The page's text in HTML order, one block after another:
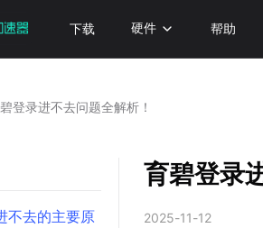
下载 硬件 帮助
登录进不去问题全解析！
不去的主要原
育碧登录
2025-11-12